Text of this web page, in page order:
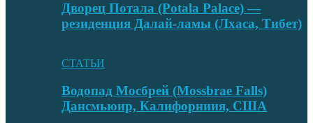
Дворец Потала (Potala Palace) —
резиденция Далай-ламы (Лхаса, Тибет)
СТАТЬИ
Водопад Мосбрей (Mossbrae Falls)
Дансмьюир, Калифорниия, США